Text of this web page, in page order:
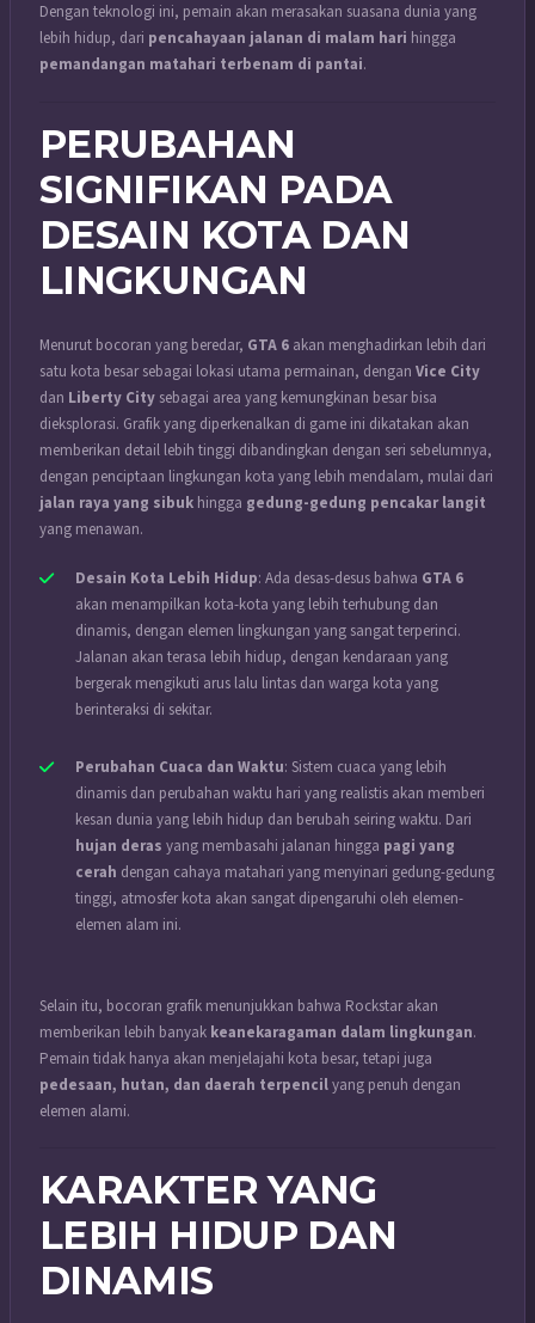
Dengan teknologi ini, pemain akan merasakan suasana dunia yang
lebih hidup, dari pencahayaan jalanan di malam hari hingga
pemandangan matahari terbenam di pantai.
PERUBAHAN
SIGNIFIKAN PADA
DESAIN KOTA DAN
LINGKUNGAN
Menurut bocoran yang beredar, GTA 6 akan menghadirkan lebih dari
satu kota besar sebagai lokasi utama permainan, dengan Vice City
dan Liberty City sebagai area yang kemungkinan besar bisa
dieksplorasi. Grafik yang diperkenalkan di game ini dikatakan akan
memberikan detail lebih tinggi dibandingkan dengan seri sebelumnya,
dengan penciptaan lingkungan kota yang lebih mendalam, mulai dari
jalan raya yang sibuk hingga gedung-gedung pencakar langit
yang menawan.
Desain Kota Lebih Hidup: Ada desas-desus bahwa GTA 6
akan menampilkan kota-kota yang lebih terhubung dan
dinamis, dengan elemen lingkungan yang sangat terperinci.
Jalanan akan terasa lebih hidup, dengan kendaraan yang
bergerak mengikuti arus lalu lintas dan warga kota yang
berinteraksi di sekitar.
Perubahan Cuaca dan Waktu: Sistem cuaca yang lebih
dinamis dan perubahan waktu hari yang realistis akan memberi
kesan dunia yang lebih hidup dan berubah seiring waktu. Dari
hujan deras yang membasahi jalanan hingga pagi yang
cerah dengan cahaya matahari yang menyinari gedung-gedung
tinggi, atmosfer kota akan sangat dipengaruhi oleh elemen-
elemen alam ini.
Selain itu, bocoran grafik menunjukkan bahwa Rockstar akan
memberikan lebih banyak keanekaragaman dalam lingkungan.
Pemain tidak hanya akan menjelajahi kota besar, tetapi juga
pedesaan, hutan, dan daerah terpencilyang penuh dengan
elemen alami.
KARAKTER YANG
LEBIH HIDUP DAN
DINAMIS